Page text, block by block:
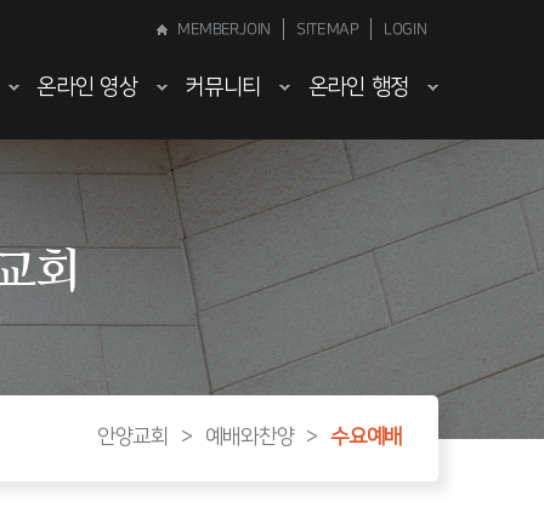
온라인 영상 커뮤니티 온라인 행정
LOGIN
SITEMAP
MEMBERJOIN
회
안양교회 > 예배와찬양 > 수요예배